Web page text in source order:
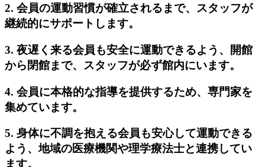
2. 会員の運動習慣が確立されるまで、スタッフが
継続的にサポートします。
3. 夜遅く来る会員も安全に運動できるよう、開館
から閉館まで、スタッフが必ず館内にいます。
4. 会員に本格的な指導を提供するため、専門家を
集めています。
5. 身体に不調を抱える会員も安心して運動できる
よう、地域の医療機関や理学療法士と連携してい
ます。